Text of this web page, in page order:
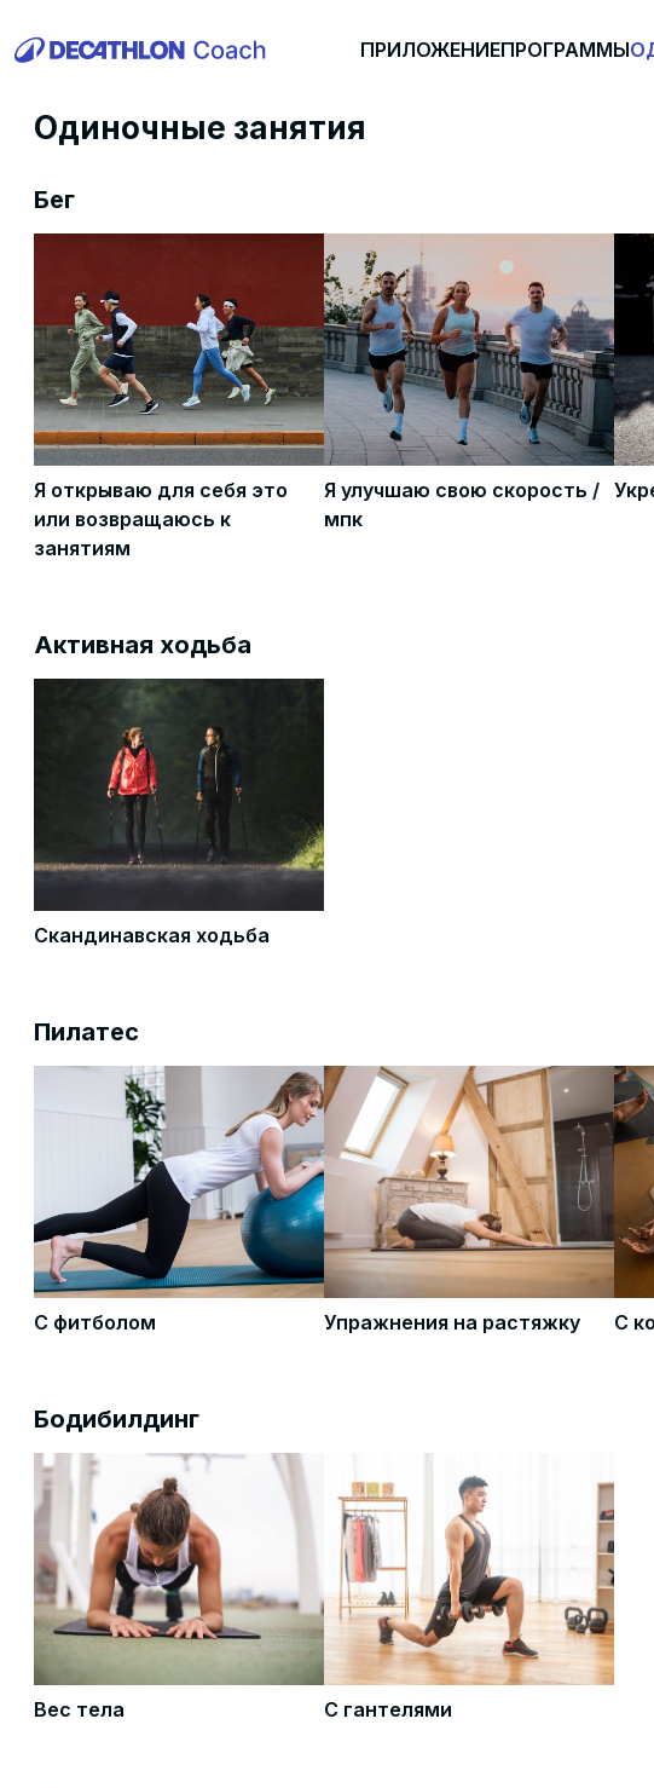
ПРИЛОЖЕНИЕПРОГРАММЫ
Одиночные занятия
Бег
Я открываю для себя это
или возвращаюсь к
занятиям
Я улучшаю свою скорость /
мпк
Активная ходьба
Скандинавская ходьба
Пилатес
С фитболом Упражнения на растяжку С
Бодибилдинг
Вес тела С гантелями